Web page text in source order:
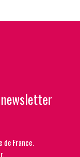
de France.